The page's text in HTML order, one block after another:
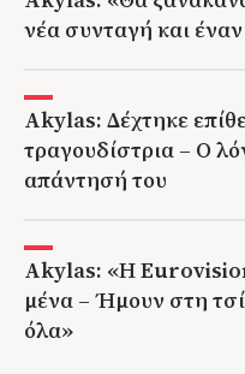
νέα συνταγή και
Akylas: Δέχτηκε
τραγουδίστρια – Ο
απάντησή του
Akylas: «Η
μένα – Ήμουν στη
όλα»